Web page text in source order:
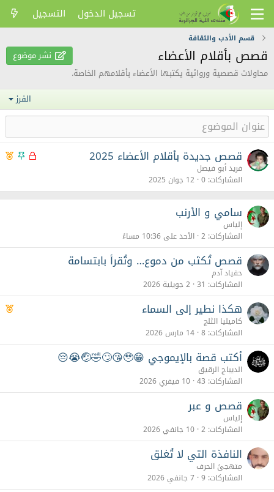
تسجيل الدخول التسجيل
قسم الأدب والثقافة
قصص بأقلام الأعضاء
نشر موضوع
محاولات قصصية وروائية يكتبها الأعضاء بأقلامهم الخاصة.
الفرز
م
ق
م
ت ز
قصص جديدة بأقلام الأعضاء 2025
فريد أبو فيصل
المشاركات 0 12 جوان 2025
سامي و الأرنب
إلياس
المشاركات 2 الأحد على 10:36 مساءً
قصص تُكتَب من دموع… وتُقرأ بابتسامة
حفياد آدم
المشاركات 31 2 جويلية 2026
ز
هكذا نطير إلى السماء
كاميليا الثلج
المشاركات 8 14 مارس 2026
أكتب قصة بالإيموجي 😁🥹😘🙄🤣🤕😭😔
الديباج الرقيق
المشاركات 43 10 فيفري 2026
قصص و عبر
إلياس
المشاركات 2 10 جانفي 2026
النافذة التي لا تُغلق
متهجئ الحرف
المشاركات 9 7 جانفي 2026